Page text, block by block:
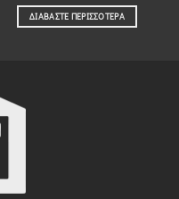
ΔΙΑΒΆΣΤΕ ΠΕΡΙΣΣΌΤΕΡΑ